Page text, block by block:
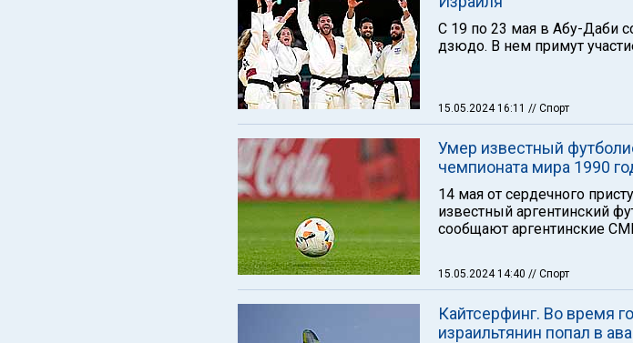
С 19 по 23 мая в Абу-Даби
дзюдо. В нем примут
15.05.2024 16:11 // Спорт
Умер известный
чемпионата мира 1990
14 мая от сердечного
известный аргентинский
сообщают аргентинские
15.05.2024 14:40 // Спорт
Кайтсерфинг. Во время
израильтянин попал в